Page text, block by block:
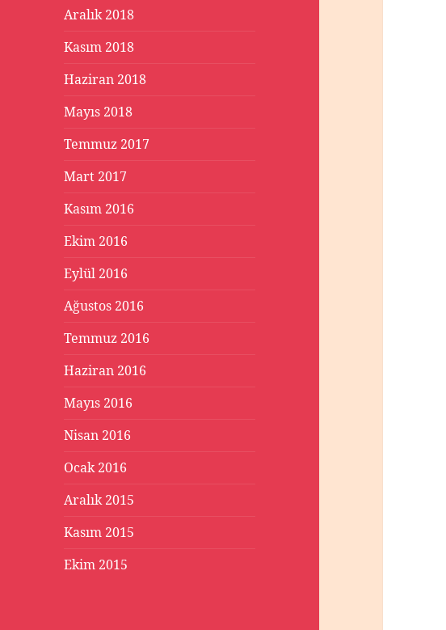
Aralık 2018
Kasım 2018
Haziran 2018
Mayıs 2018
Temmuz 2017
Mart 2017
Kasım 2016
Ekim 2016
Eylül 2016
Ağustos 2016
Temmuz 2016
Haziran 2016
Mayıs 2016
Nisan 2016
Ocak 2016
Aralık 2015
Kasım 2015
Ekim 2015